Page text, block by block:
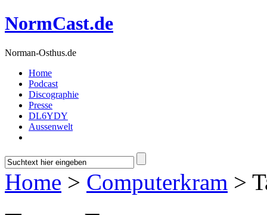
NormCast.de
Norman-Osthus.de
Home
Podcast
Discographie
Presse
DL6YDY
Aussenwelt
Home > Computerkram >